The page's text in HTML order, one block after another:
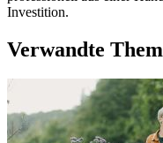
Investition.
Verwandte